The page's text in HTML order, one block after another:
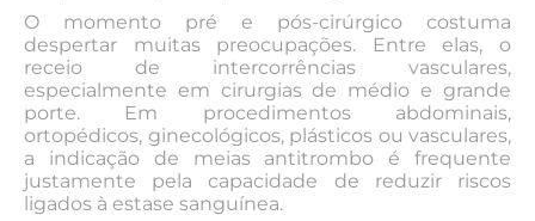
O momento pré e pós-cirúrgico costuma
despertar muitas preocupações. Entre elas, o
receio de intercorrências vasculares,
especialmente em cirurgias de médio e grande
porte. Em procedimentos abdominais,
ortopédicos, ginecológicos, plásticos ou vasculares,
a indicação de meias antitrombo é frequente
justamente pela capacidade de reduzir riscos
ligados à estase sanguínea.